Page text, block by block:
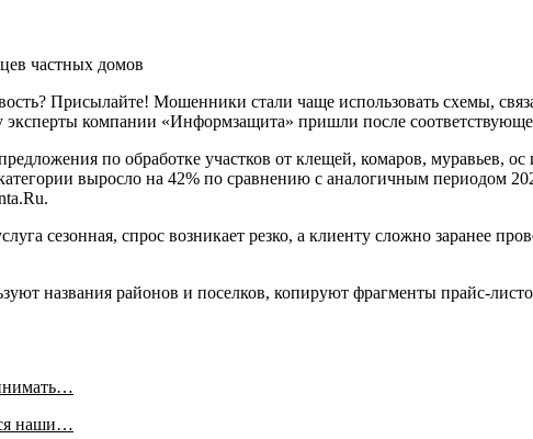
Присылайте! Мошенники стали чаще использовать схемы,
компании «Информзащита» пришли после
по обработке участков от клещей, комаров, муравьев,
выросло на 42% по сравнению с аналогичным периодом
сезонная, спрос возникает резко, а клиенту сложно заранее
названия районов и поселков, копируют фрагменты прайс-
наши…